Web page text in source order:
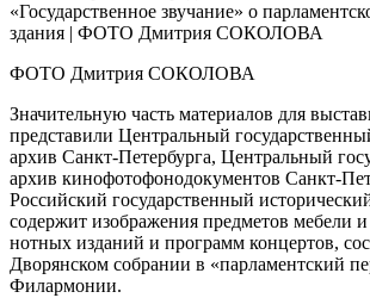
ФОТО Дмитрия СОКОЛОВА
Значительную часть материалов для
представили Центральный
архив Санкт-Петербурга, Центральный
архив кинофотофонодокументов Санкт-
Российский государственный
содержит изображения предметов мебели и
нотных изданий и прог­рамм концертов,
Дворянском собрании в «парламентский
Филармонии.